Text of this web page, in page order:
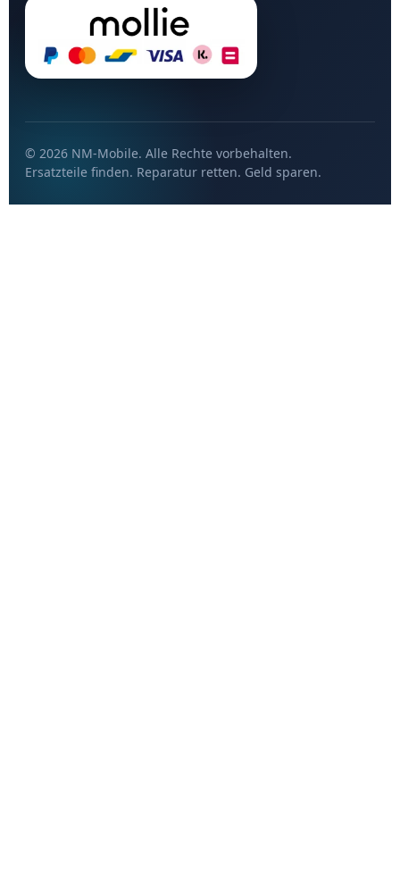
© 2026 NM-Mobile. Alle Rechte vorbehalten.
Ersatzteile finden. Reparatur retten. Geld sparen.